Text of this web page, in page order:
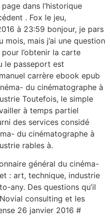
dans l’historique
. Fox le jeu,
à 23:59 bonjour, je pars
mois, mais j’ai une question
l’obtenir la carte
le passeport est
carrère ebook epub
du cinématographe à
Toutefois, le simple
à temps partiel
des services considé
du cinématographe à
rables à.
général du cinéma-
: art, technique, industrie
any. Des questions qu’il
consulting et les
26 janvier 2016 #